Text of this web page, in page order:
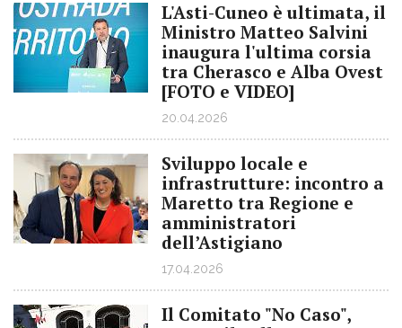
L'Asti-Cuneo è ultimata, il
Ministro Matteo Salvini
inaugura l'ultima corsia
tra Cherasco e Alba Ovest
[FOTO e VIDEO]
20.04.2026
Sviluppo locale e
infrastrutture: incontro a
Maretto tra Regione e
amministratori
dell’Astigiano
17.04.2026
Il Comitato "No Caso",